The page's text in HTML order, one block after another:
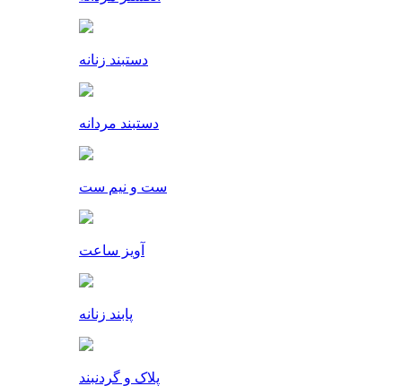
دستبند زنانه
دستبند مردانه
ست و نیم ست
آویز ساعت
پابند زنانه
پلاک و گردنبند